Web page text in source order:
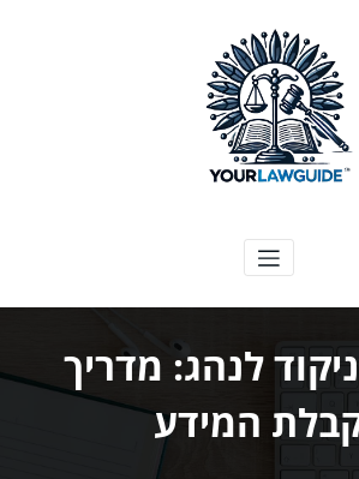
המשפטי שלך
לנהג: מדריך
המידע